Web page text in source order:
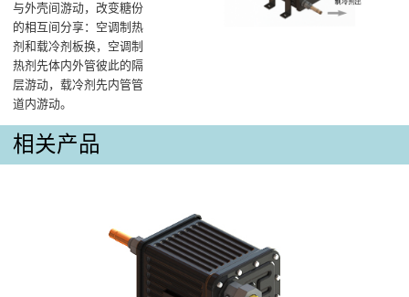
与外壳间游动，改变糖份
的相互间分享：空调制热
剂和载冷剂板换，空调制
热剂先体内外管彼此的隔
层游动，载冷剂先内管管
道内游动。
相关产品